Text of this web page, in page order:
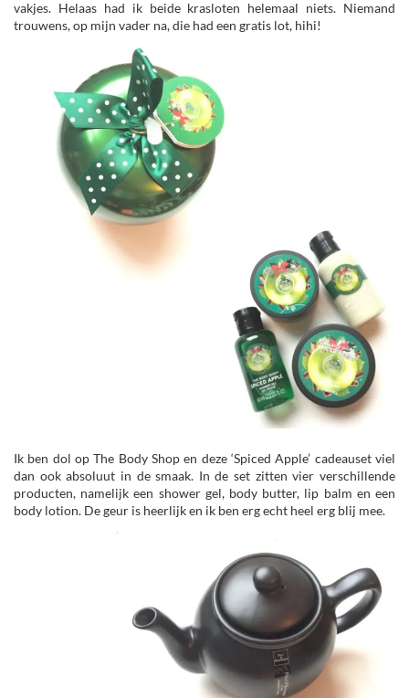
vakjes. Helaas had ik beide krasloten helemaal niets. Niemand
trouwens, op mijn vader na, die had een gratis lot, hihi!
Ik ben dol op The Body Shop en deze ‘Spiced Apple’ cadeauset viel
dan ook absoluut in de smaak. In de set zitten vier verschillende
producten, namelijk een shower gel, body butter, lip balm en een
body lotion. De geur is heerlijk en ik ben erg echt heel erg blij mee.